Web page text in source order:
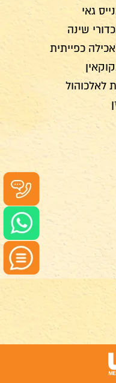
גאי
שינה
כפייתית
לאלכוהול